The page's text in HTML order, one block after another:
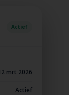
Actief
mrt 2026
Actief